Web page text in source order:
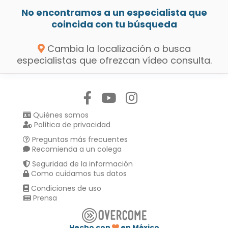
No encontramos a un especialista que
coincida con tu búsqueda
Cambia la localización o busca
especialistas que ofrezcan vídeo consulta.
Quiénes somos
Política de privacidad
Preguntas más frecuentes
Recomienda a un colega
Seguridad de la información
Como cuidamos tus datos
Condiciones de uso
Prensa